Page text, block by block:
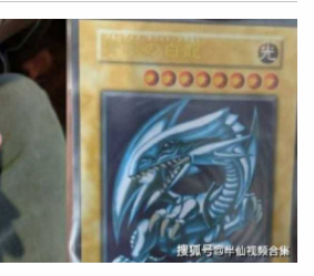
聯社）據悉，由漫畫改編的實體卡片
錄，認定為「世界上銷售最多的交換
全球賣出約350億張卡，銷量相當
片就可以賺進數十億。而這些「遊戲
其中的稀有卡片更是玩家心中珍
場拍賣會上，就有一張稀有的「青
破8700萬人民幣（約新台幣3億8437
賣中止。據了解，這張「青眼白龍」
全球一共有500張，且張張都有編